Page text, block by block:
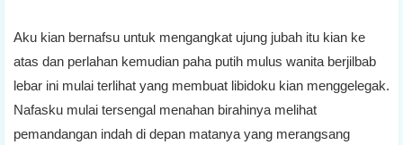
Aku kian bernafsu untuk mengangkat ujung jubah itu kian ke
atas dan perlahan kemudian paha putih mulus wanita berjilbab
lebar ini mulai terlihat yang membuat libidoku kian menggelegak.
Nafasku mulai tersengal menahan birahinya melihat
pemandangan indah di depan matanya yang merangsang